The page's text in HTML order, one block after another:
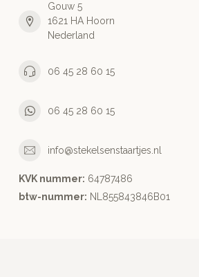
Gouw 5
1621 HA Hoorn
Nederland
06 45 28 60 15
06 45 28 60 15
info@stekelsenstaartjes.nl
KVK nummer: 64787486
btw-nummer: NL855843846B01